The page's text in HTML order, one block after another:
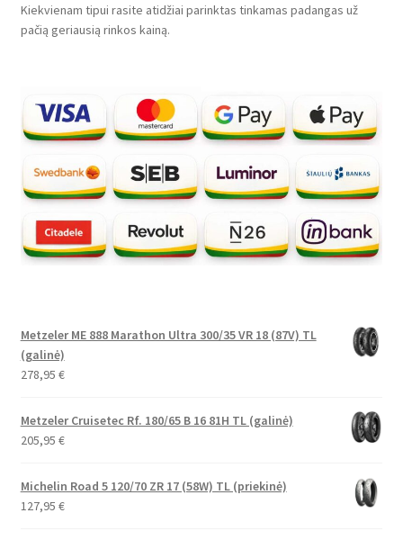
Kiekvienam tipui rasite atidžiai parinktas tinkamas padangas už
pačią geriausią rinkos kainą.
Metzeler ME 888 Marathon Ultra 300/35 VR 18 (87V) TL
(galinė)
278,95 €
Metzeler Cruisetec Rf. 180/65 B 16 81H TL (galinė)
205,95 €
Michelin Road 5 120/70 ZR 17 (58W) TL (priekinė)
127,95 €